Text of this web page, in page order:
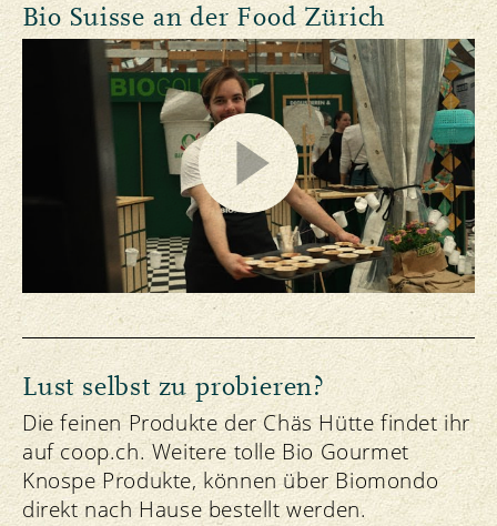
Bio Suisse an der Food Zürich
Lust selbst zu probieren?
Die feinen Produkte der Chäs Hütte findet ihr
auf coop.ch. Weitere tolle Bio Gourmet
Knospe Produkte, können über Biomondo
direkt nach Hause bestellt werden.